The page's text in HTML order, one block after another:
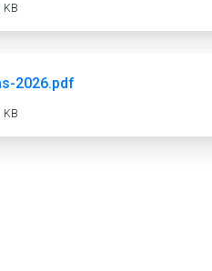
KB
2026.pdf
KB